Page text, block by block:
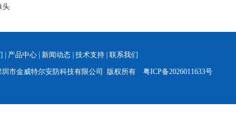
头
产品中心 新闻动态 技术支持 联系我们
圳市金威特尔安防科技有限公司 版权所有 粤ICP备2026011633号